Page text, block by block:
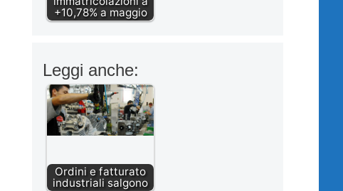
+10,78% a maggio
Leggi anche:
Ordini e fatturato
industriali salgono